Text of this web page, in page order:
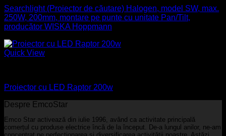
Searchlight (Proiector de căutare) Halogen, model SW, max.
250W, 200mm, montare pe punte cu unitate Pan/Tilt,
producător WISKA Hoppmann
Quick View
Proiector cu LED Raptor 200w
Despre EmcoStar
Emco Star activează din iulie 1996, având ca activitate principală
comerțul cu produse electrice încă de la început. De-a lungul anilor, ne-am